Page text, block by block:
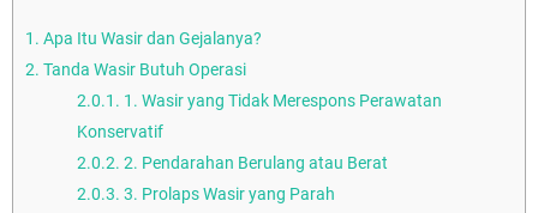
1. Apa Itu Wasir dan Gejalanya?
2. Tanda Wasir Butuh Operasi
2.0.1. 1. Wasir yang Tidak Merespons Perawatan
Konservatif
2.0.2. 2. Pendarahan Berulang atau Berat
2.0.3. 3. Prolaps Wasir yang Parah